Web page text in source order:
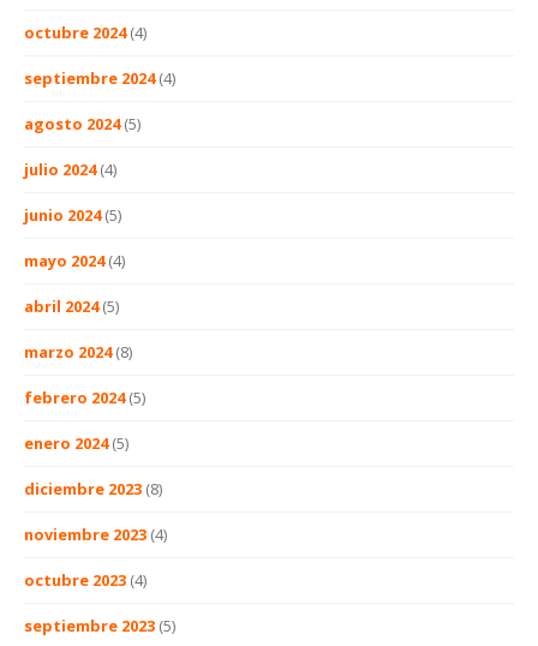
octubre 2024(4)
septiembre 2024(4)
agosto 2024(5)
julio 2024(4)
junio 2024(5)
mayo 2024(4)
abril 2024(5)
marzo 2024(8)
febrero 2024(5)
enero 2024(5)
diciembre 2023 (8)
noviembre 2023 (4)
octubre 2023 (4)
septiembre 2023 (5)